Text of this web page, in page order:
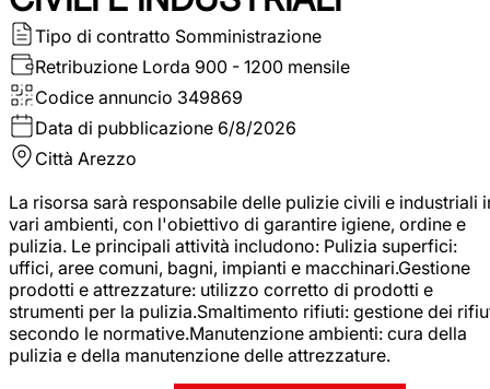
Tipo di contratto Somministrazione
Retribuzione Lorda 900 - 1200 mensile
Codice annuncio 349869
Data di pubblicazione 6/8/2026
Città Arezzo
La risorsa sarà responsabile delle pulizie civili e industriali
vari ambienti, con l'obiettivo di garantire igiene, ordine e
pulizia. Le principali attività includono: Pulizia superfici:
uffici, aree comuni, bagni, impianti e macchinari.Gestione
prodotti e attrezzature: utilizzo corretto di prodotti e
strumenti per la pulizia.Smaltimento rifiuti: gestione dei
secondo le normative.Manutenzione ambienti: cura della
pulizia e della manutenzione delle attrezzature.